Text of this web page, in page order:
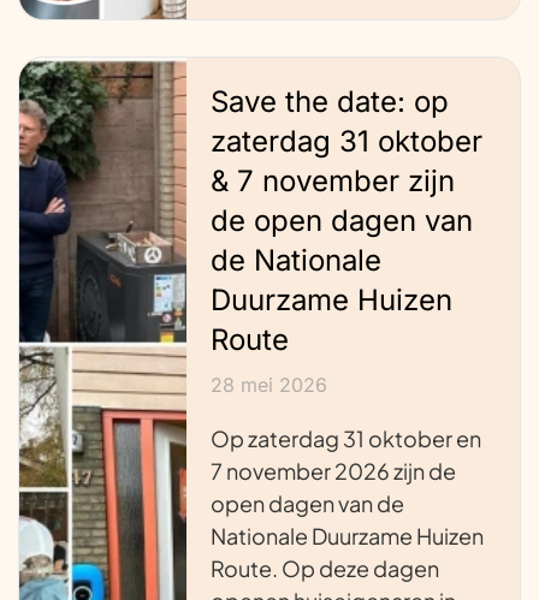
Save the date: op
zaterdag 31 oktober
& 7 november zijn
de open dagen van
de Nationale
Duurzame Huizen
Route
28 mei 2026
Op zaterdag 31 oktober en
7 november 2026 zijn de
open dagen van de
Nationale Duurzame Huizen
Route. Op deze dagen